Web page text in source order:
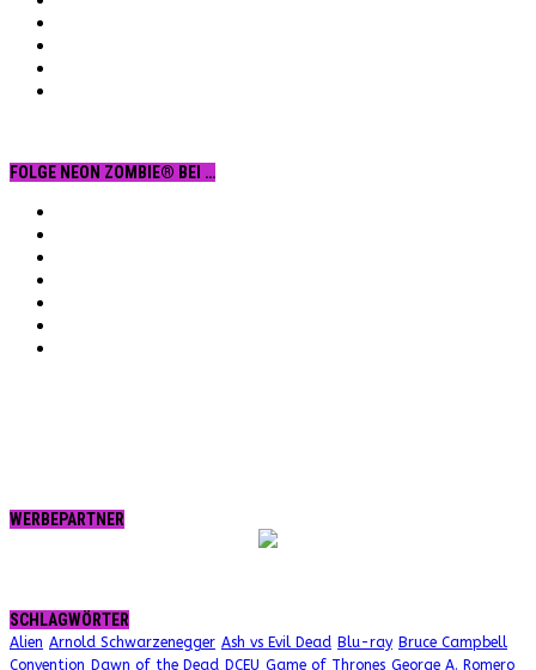
FOLGE NEON ZOMBIE® BEI …
WERBEPARTNER
SCHLAGWÖRTER
Alien Arnold Schwarzenegger Ash vs Evil Dead Blu-ray Bruce Campbell
Convention Dawn of the Dead DCEU Game of Thrones George A. Romero